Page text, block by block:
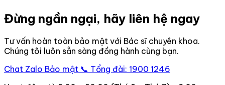
Đừng ngần ngại, hãy liên hệ ngay
Tư vấn hoàn toàn bảo mật với Bác sĩ chuyên khoa.
Chúng tôi luôn sẵn sàng đồng hành cùng bạn.
Chat Zalo Bảo mật 📞 Tổng đài: 1900 1246